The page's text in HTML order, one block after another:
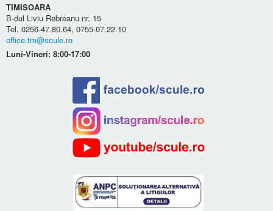
TIMISOARA
B-dul Liviu Rebreanu nr. 15
Tel. 0256-47.80.64, 0755-07.22.10
office.tm@scule.ro
Luni-Vineri: 8:00-17:00